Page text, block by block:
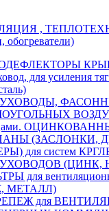
,
обогреватели)
для усиления
(ЗАСЛОНКИ,
для систем
(ЦИНК,
для
МЕТАЛЛ)
для